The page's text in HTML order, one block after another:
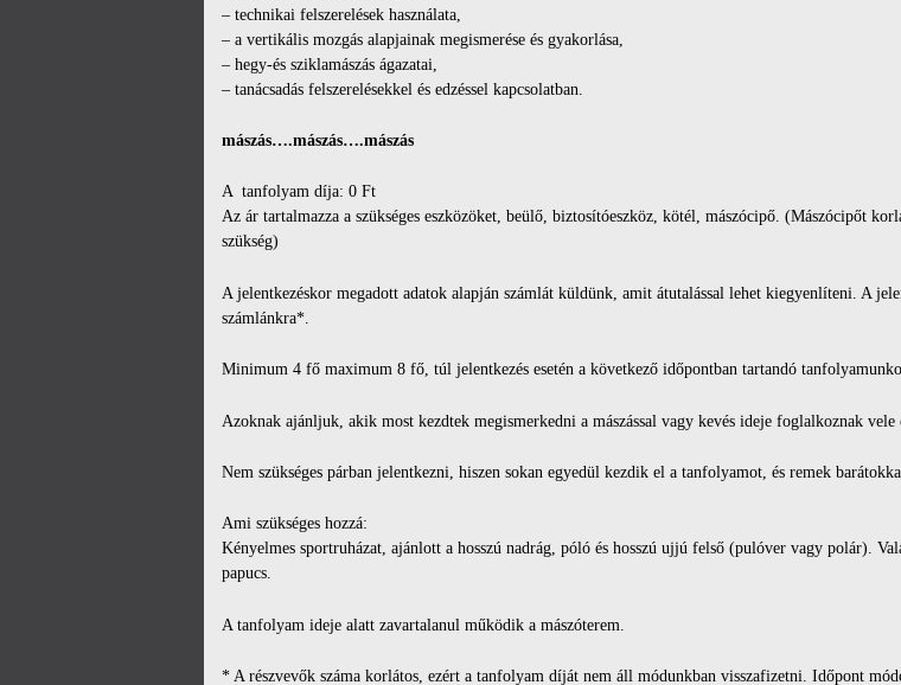
– technikai felszerelések használata,
– a vertikális mozgás alapjainak megismerése és gyakorlása,
– hegy-és sziklamászás ágazatai,
– tanácsadás felszerelésekkel és edzéssel kapcsolatban.
mászás….mászás….mászás
A tanfolyam díja: 0 Ft
Az ár tartalmazza a szükséges eszközöket, beülő, biztosítóeszköz, kötél, mászócipő. (Mászócipőt
szükség)
A jelentkezéskor megadott adatok alapján számlát küldünk, amit átutalással lehet kiegyenlíteni. A
számlánkra*.
Minimum 4 fő maximum 8 fő, túl jelentkezés esetén a következő időpontban tartandó
Azoknak ajánljuk, akik most kezdtek megismerkedni a mászással vagy kevés ideje foglalkoznak vele
Nem szükséges párban jelentkezni, hiszen sokan egyedül kezdik el a tanfolyamot, és remek
Ami szükséges hozzá:
Kényelmes sportruházat, ajánlott a hosszú nadrág, póló és hosszú ujjú felső (pulóver vagy polár).
papucs.
A tanfolyam ideje alatt zavartalanul működik a mászóterem.
* A részvevők száma korlátos, ezért a tanfolyam díját nem áll módunkban visszafizetni. Időpont